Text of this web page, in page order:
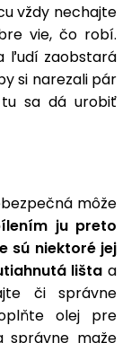
vždy nechajte
vie, čo robí.
ľudí zaobstará
si narezali pár
tu sa dá urobiť
môže
ju preto
sú niektoré jej
lišta a
či správne
olej pre
správne maže